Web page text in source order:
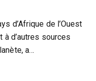
d’Afrique de l’Ouest
à d’autres sources
a…